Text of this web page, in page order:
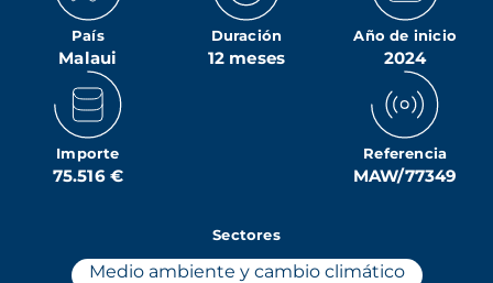
País
Malaui
Duración
12 meses
Año de inicio
2024
Importe
75.516 €
Referencia
MAW/77349
Sectores
Medio ambiente y cambio climático